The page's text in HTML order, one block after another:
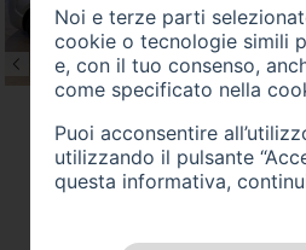
Noi e terze parti
cookie o tecnologie simili
e, con il tuo consenso,
come specificato nella
Puoi acconsentire
utilizzando il pulsante
questa informativa,